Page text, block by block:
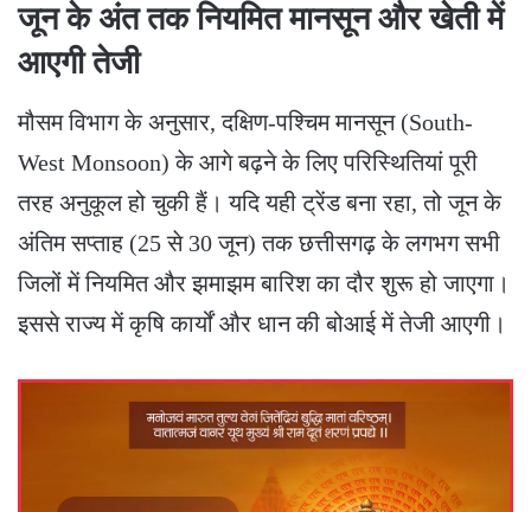
​जून के अंत तक नियमित मानसून और खेती में
आएगी तेजी
​मौसम विभाग के अनुसार, दक्षिण-पश्चिम मानसून (South-
West Monsoon) के आगे बढ़ने के लिए परिस्थितियां पूरी
तरह अनुकूल हो चुकी हैं। यदि यही ट्रेंड बना रहा, तो जून के
अंतिम सप्ताह (25 से 30 जून) तक छत्तीसगढ़ के लगभग सभी
जिलों में नियमित और झमाझम बारिश का दौर शुरू हो जाएगा।
इससे राज्य में कृषि कार्यों और धान की बोआई में तेजी आएगी।